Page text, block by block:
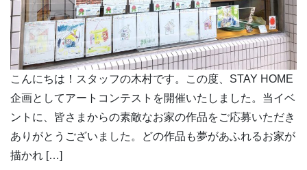
こんにちは！スタッフの木村です。この度、STAY HOME
企画としてアートコンテストを開催いたしました。当イベ
ントに、皆さまからの素敵なお家の作品をご応募いただき
ありがとうございました。どの作品も夢があふれるお家が
描かれ […]